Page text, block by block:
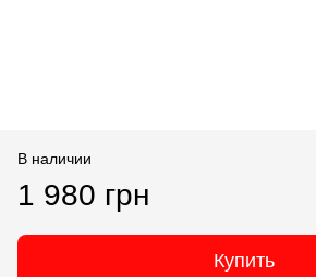
В наличии
1 980 грн
Купить